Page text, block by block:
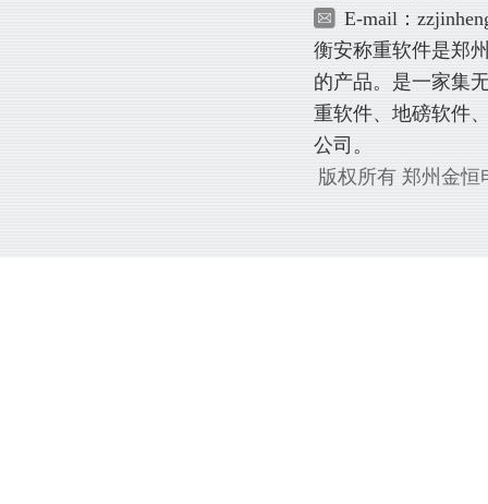
E-mail：
衡安称重软件是郑
的产品。是一家集
重软件、地磅软件
公司。
版权所有 郑州金恒